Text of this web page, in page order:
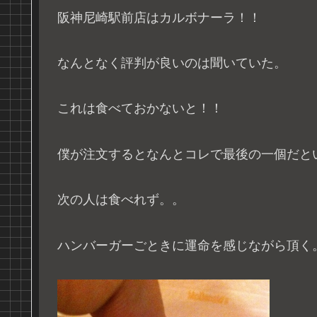
阪神尼崎駅前店はカルボナーラ！！
なんとなく評判が良いのは聞いていた。
これは食べておかないと！！
僕が注文するとなんとコレで最後の一個だと
次の人は食べれず。。
ハンバーガーごときに運命を感じながら頂く。